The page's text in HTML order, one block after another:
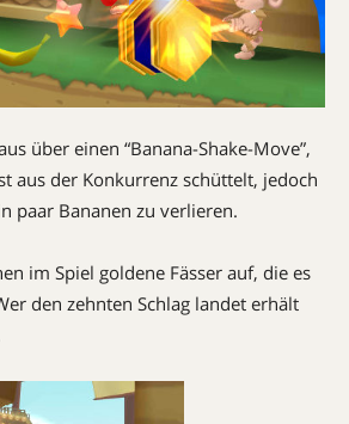
über einen “Banana-Shake-Move”,
aus der Konkurrenz schüttelt, jedoch
paar Bananen zu verlieren.
im Spiel goldene Fässer auf, die es
den zehnten Schlag landet erhält